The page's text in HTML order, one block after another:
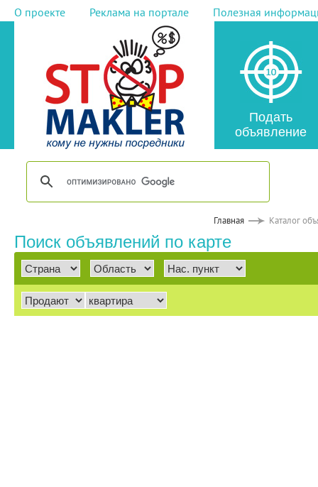
О проекте Реклама на портале Полезная
Подать
объявление
Главная Каталог
Поиск объявлений по карте